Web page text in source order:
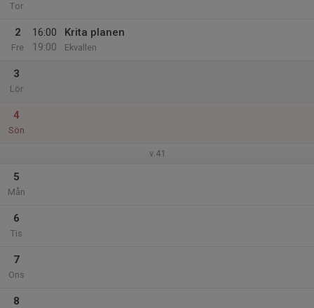
Tor
2
Fre
16:00
19:00
Krita planen
Ekvallen
3
Lör
4
Sön
v.41
5
Mån
6
Tis
7
Ons
8